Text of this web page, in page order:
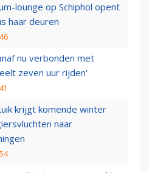
lounge op Schiphol opent
haar deuren
nu verbonden met
zeven uur rijden'
krijgt komende winter
naar